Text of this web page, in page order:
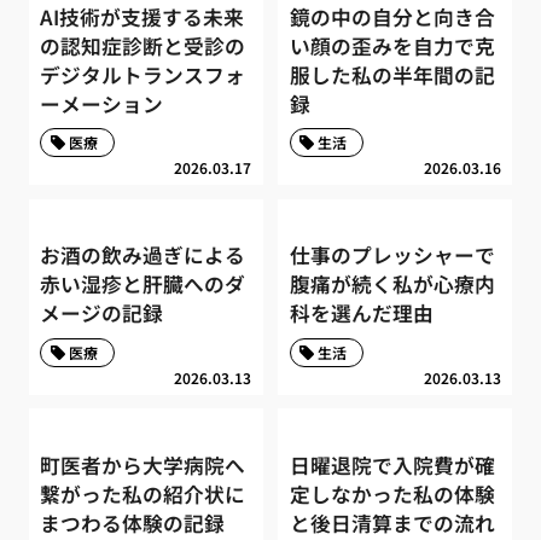
AI技術が支援する未来
の認知症診断と受診の
デジタルトランスフォ
ーメーション
2026.03.17
医療
鏡の中の自分と向き合
い顔の歪みを自力で克
服した私の半年間の記
録
2026.03.16
生活
お酒の飲み過ぎによる
赤い湿疹と肝臓へのダ
メージの記録
2026.03.13
医療
仕事のプレッシャーで
腹痛が続く私が心療内
科を選んだ理由
2026.03.13
生活
町医者から大学病院へ
繋がった私の紹介状に
まつわる体験の記録
日曜退院で入院費が確
定しなかった私の体験
と後日清算までの流れ